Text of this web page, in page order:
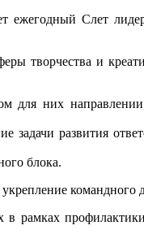
ежегодный Слет
творчества и
для них
развития
блока.
командного
в рамках